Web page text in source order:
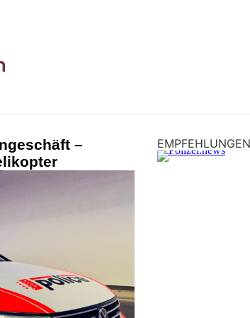
–
EMPFEHLUNGEN